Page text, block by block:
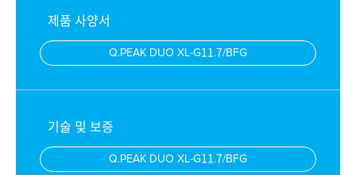
제품 사양서
Q.PEAK DUO XL-G11.7/BFG
기술 및 보증
Q.PEAK DUO XL-G11.7/BFG